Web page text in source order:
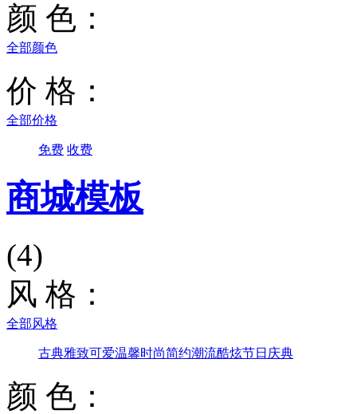
颜 色：
全部颜色
价 格：
全部价格
免费 收费
商城模板
(4)
风 格：
全部风格
古典雅致可爱温馨时尚简约潮流酷炫节日庆典
颜 色：